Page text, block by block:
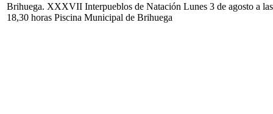
Brihuega. XXXVII Interpueblos de Natación Lunes 3 de agosto a las
18,30 horas Piscina Municipal de Brihuega